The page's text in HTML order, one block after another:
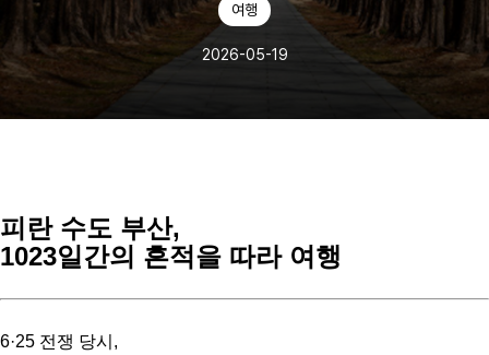
여행
2026-05-19
피란 수도 부산,
1023일간의 흔적을 따라 여행
6·25 전쟁 당시,